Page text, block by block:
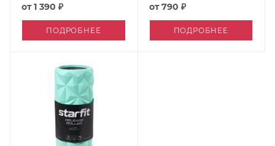
от1 390 ₽
ПОДРОБНЕЕ
от790 ₽
ПОДРОБНЕЕ